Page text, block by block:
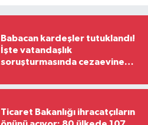
Babacan kardeşler tutuklandı!
İşte vatandaşlık
soruşturmasında cezaevine
Ticaret Bakanlığı ihracatçıların